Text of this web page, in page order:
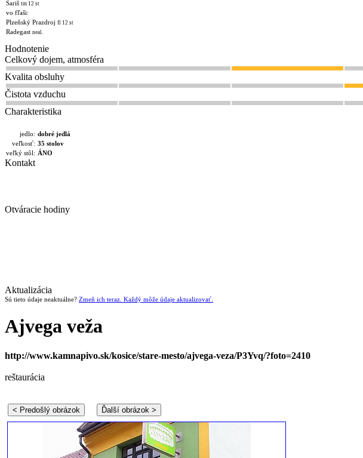
Šariš tm 12 st
vo fľaši:
Plzeňský Prazdroj fl 12 st
Radegast neal.
Hodnotenie
Celkový dojem, atmosféra
Kvalita obsluhy
Čistota vzduchu
Charakteristika
jedlo: dobré jedlá
veľkosť: 35 stolov
veľký stôl: ÁNO
Kontakt
Otváracie hodiny
Aktualizácia
Sú tieto údaje neaktuálne? Zmeň ich teraz. Každý môže údaje aktualizovať.
Ajvega veža
http://www.kamnapivo.sk/kosice/stare-mesto/ajvega-veza/P3Yvq/?foto=2410
reštaurácia